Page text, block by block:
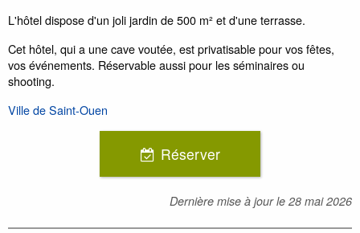
L'hôtel dispose d'un joli jardin de 500 m² et d'une terrasse.
Cet hôtel, qui a une cave voutée, est privatisable pour vos fêtes,
vos événements. Réservable aussi pour les séminaires ou
shooting.
Ville de Saint-Ouen
Réserver
Dernière mise à jour le 28 mai 2026